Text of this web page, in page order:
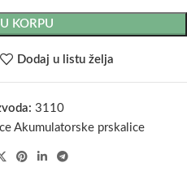
KORPU
Dodaj u listu želja
3110
Akumulatorske prskalice